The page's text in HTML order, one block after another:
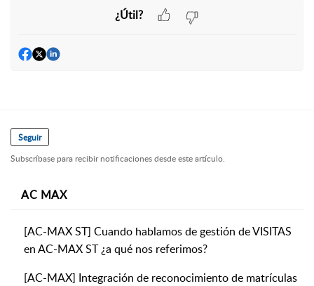
¿Útil?
Seguir
Subscríbase para recibir notificaciones desde este artículo.
AC MAX
[AC-MAX ST] Cuando hablamos de gestión de VISITAS
en AC-MAX ST ¿a qué nos referimos?
[AC-MAX] Integración de reconocimiento de matrículas